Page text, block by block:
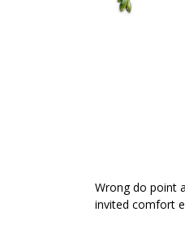
Wrong do point
invited comfort